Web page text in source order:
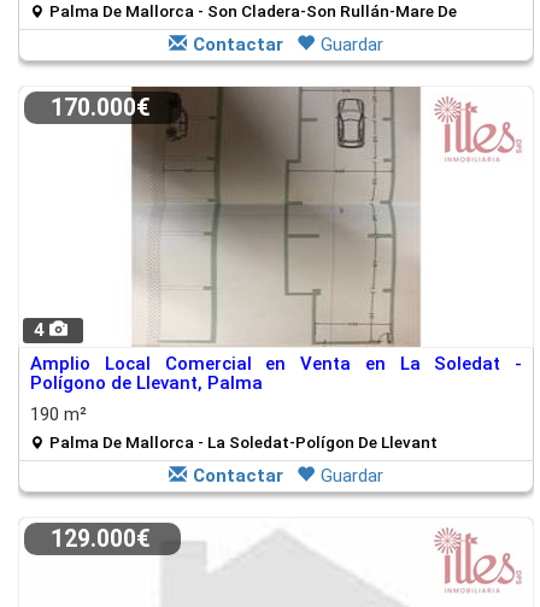
Palma De Mallorca - Son Cladera-Son Rullán-Mare De
Contactar Guardar
4
170.000€
Amplio Local Comercial en Venta en La Soledat -
Polígono de Llevant, Palma
190 m²
Palma De Mallorca - La Soledat-Polígon De Llevant
Contactar Guardar
129.000€